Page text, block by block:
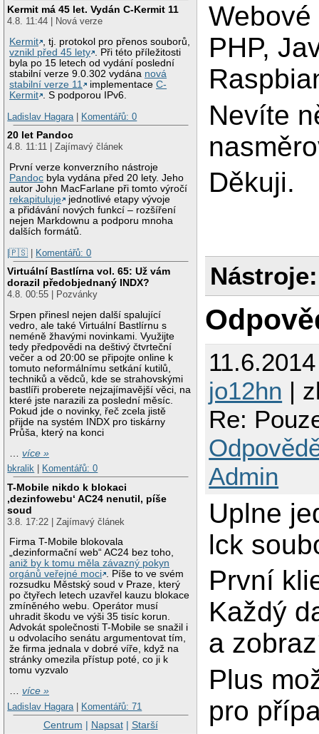
Kermit má 45 let. Vydán C-Kermit 11
4.8. 11:44 | Nová verze
Kermit , tj. protokol pro přenos souborů,
vznikl před 45 lety . Při této příležitosti
byla po 15 letech od vydání poslední
stabilní verze 9.0.302 vydána nová
stabilní verze 11
implementaceC-
Kermit . S podporou IPv6.
Ladislav Hagara | Komentářů: 0
20 let Pandoc
4.8. 11:11 | Zajímavý článek
První verze konverzního nástroje
Pandoc byla vydána před 20 lety. Jeho
autor John MacFarlane při tomto výročí
rekapituluje
jednotlivé etapy vývoje
a přidávání nových funkcí – rozšíření
nejen Markdownu a podporu mnoha
dalších formátů.
|🇵🇸 | Komentářů: 0
Virtuální Bastlírna vol. 65: Už vám
dorazil předobjednaný INDX?
4.8. 00:55 | Pozvánky
Srpen přinesl nejen další spalující
vedro, ale také Virtuální Bastlírnu s
neméně žhavými novinkami. Využijte
tedy předpovědi na deštivý čtvrteční
večer a od 20:00 se připojte online k
tomuto neformálnímu setkání kutilů,
techniků a vědců, kde se strahovskými
bastlíři proberete nejzajímavější věci, na
které jste narazili za poslední měsíc.
Pokud jde o novinky, řeč zcela jistě
přijde na systém INDX pro tiskárny
Průša, který na konci
…více »
bkralik
Komentářů: 0
T-Mobile nikdo k blokaci
‚dezinfowebu‘ AC24 nenutil, píše
soud
3.8. 17:22 | Zajímavý článek
Firma T-Mobile blokovala
„dezinformační web“ AC24 bez toho,
aniž by k tomu měla závazný pokyn
orgánů veřejné moci . Píše to ve svém
rozsudku Městský soud v Praze, který
po čtyřech letech uzavřel kauzu blokace
zmíněného webu. Operátor musí
uhradit škodu ve výši 35 tisíc korun.
Advokát společnosti T-Mobile se snažil i
u odvolacího senátu argumentovat tím,
že firma jednala v dobré víře, když na
stránky omezila přístup poté, co ji k
tomu vyzvalo
…více »
Ladislav Hagara | Komentářů: 71
Centrum | Napsat| Starší
PHP,
Nevíte
Děkuji.
Nástroje:
jo12hn |
Re:
Admin
Uplne
lck
První
Každý
a
Plus
pro